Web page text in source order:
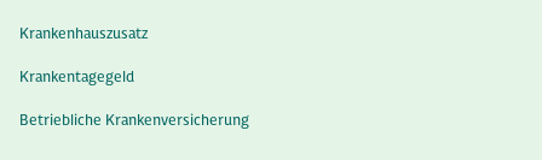
Krankenhauszusatz
Krankentagegeld
Betriebliche Krankenversicherung